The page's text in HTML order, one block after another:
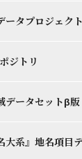
ータプロジェクト
ジトリ
データセットβ版
大系』地名項目